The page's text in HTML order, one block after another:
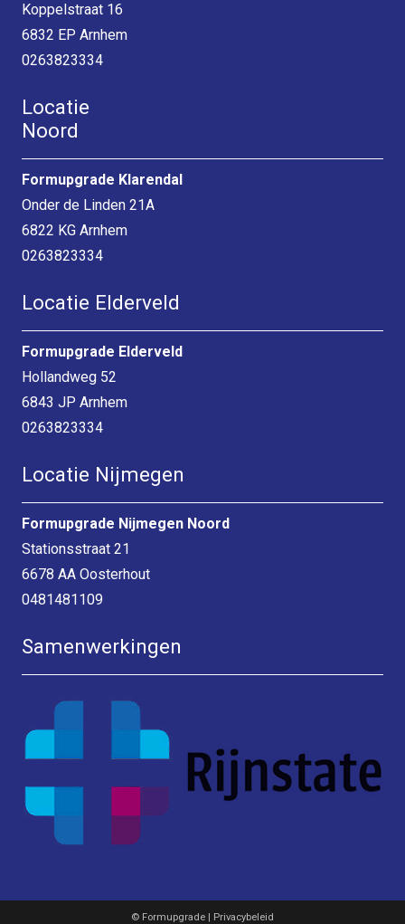
Koppelstraat 16
6832 EP Arnhem
0263823334
Locatie
Noord
Formupgrade Klarendal
Onder de Linden 21A
6822 KG Arnhem
0263823334
Locatie Elderveld
Formupgrade Elderveld
Hollandweg 52
6843 JP Arnhem
0263823334
Locatie Nijmegen
Formupgrade Nijmegen Noord
Stationsstraat 21
6678 AA Oosterhout
0481481109
Samenwerkingen
© Formupgrade | Privacybeleid